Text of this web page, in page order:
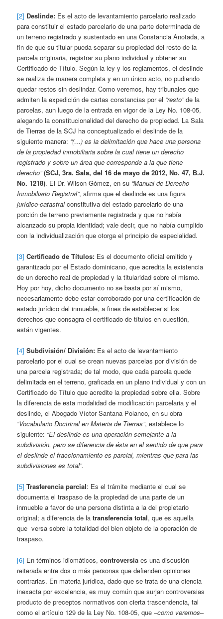
[2] Deslinde: Es el acto de levantamiento parcelario realizado
para constituir el estado parcelario de una parte determinada de
un terreno registrado y sustentado en una Constancia Anotada, a
fin de que su titular pueda separar su propiedad del resto de la
parcela originaria, registrar su plano individual y obtener su
Certificado de Título. Según la ley y los reglamentos, el deslinde
se realiza de manera completa y en un único acto, no pudiendo
quedar restos sin deslindar. Como veremos, hay tribunales que
admiten la expedición de cartas constancias por el “resto”de la
parcelas, aun luego de la entrada en vigor de la Ley No. 108-05,
alegando la constitucionalidad del derecho de propiedad. La Sala
de Tierras de la SCJ ha conceptualizado el deslinde de la
siguiente manera: “(…) es la delimitación que hace una persona
de la propiedad inmobiliaria sobre la cual tiene un derecho
registrado y sobre un área que corresponde a la que tiene
derecho” (SCJ, 3ra. Sala, del 16 de mayo de 2012, No. 47, B.J.
No. 1218). El Dr. Wilson Gómez, en su “Manual de Derecho
Inmobiliario Registral”, afirma que el deslinde es una figura
jurídico-catastralconstitutiva del estado parcelario de una
porción de terreno previamente registrada y que no había
alcanzado su propia identidad; vale decir, que no había cumplido
con la individualización que otorga el principio de especialidad.
[3] Certificado de Títulos: Es el documento oficial emitido y
garantizado por el Estado dominicano, que acredita la existencia
de un derecho real de propiedad y la titularidad sobre el mismo.
Hoy por hoy, dicho documento no se basta por sí mismo,
necesariamente debe estar corroborado por una certificación de
estado jurídico del inmueble, a fines de establecer si los
derechos que consagra el certificado de títulos en cuestión,
están vigentes.
[4] Subdivisión/ División: Es el acto de levantamiento
parcelario por el cual se crean nuevas parcelas por división de
una parcela registrada; de tal modo, que cada parcela quede
delimitada en el terreno, graficada en un plano individual y con un
Certificado de Título que acredite la propiedad sobre ella. Sobre
la diferencia de esta modalidad de modificación parcelaria y el
deslinde, el Abogado Víctor Santana Polanco, en su obra
“Vocabulario Doctrinal en Materia de Tierras”, establece lo
siguiente: “El deslinde es una operación semejante a la
subdivisión, pero se diferencia de ésta en el sentido de que para
el deslinde el fraccionamiento es parcial, mientras que para las
subdivisiones es total”.
[5] Trasferencia parcial: Es el trámite mediante el cual se
documenta el traspaso de la propiedad de una parte de un
inmueble a favor de una persona distinta a la del propietario
original; a diferencia de latransferencia total, que es aquella
que versa sobre la totalidad del bien objeto de la operación de
traspaso.
[6] En términos idiomáticos,controversia es una discusión
reiterada entre dos o más personas que defienden opiniones
contrarias. En materia jurídica, dado que se trata de una ciencia
inexacta por excelencia, es muy común que surjan controversias
producto de preceptos normativos con cierta trascendencia, tal
como el artículo 129 de la Ley No. 108-05, que –como veremos–